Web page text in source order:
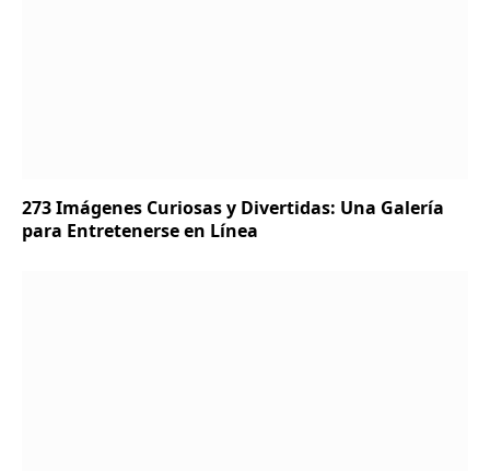
273 Imágenes Curiosas y Divertidas: Una Galería
para Entretenerse en Línea